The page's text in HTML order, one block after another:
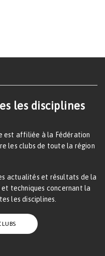
les disciplines
est affiliée à la Fédération
les clubs de toute la région
actualités et résultats de la
techniques concernant la
les disciplines.